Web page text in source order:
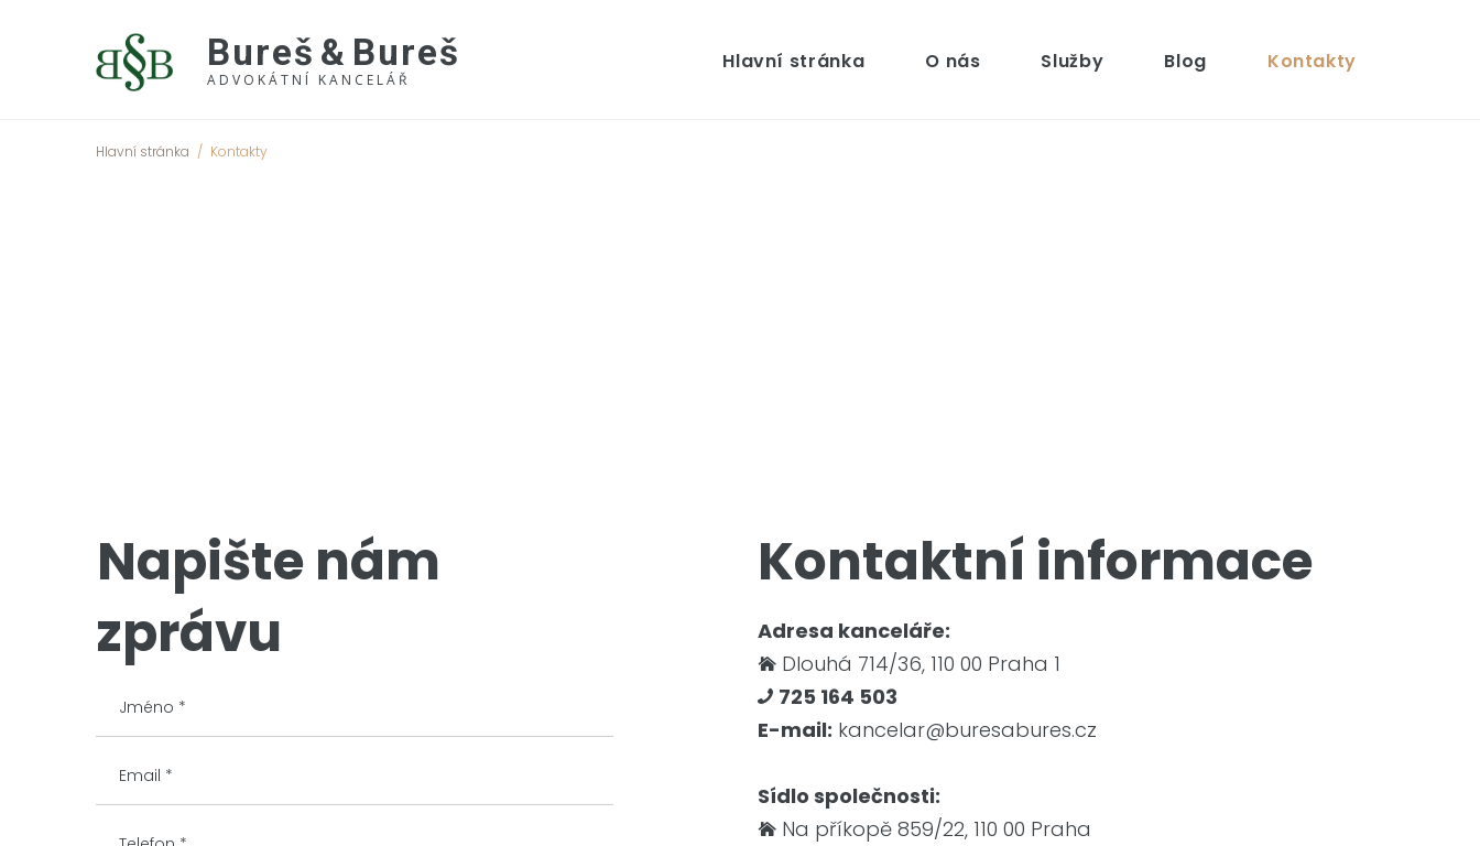
Bureš & Bureš
ADVOKÁTNÍ KANCELÁŘ
Hlavní stránka O nás Služby Blog Kontakty
Hlavní stránka / Kontakty
Napište nám
zprávu
Kontaktní informace
Adresa kanceláře:
 Dlouhá 714/36, 110 00 Praha 1
 725 164 503
E-mail: kancelar@buresabures.cz
Sídlo společnosti:
 Na příkopě 859/22, 110 00 Praha